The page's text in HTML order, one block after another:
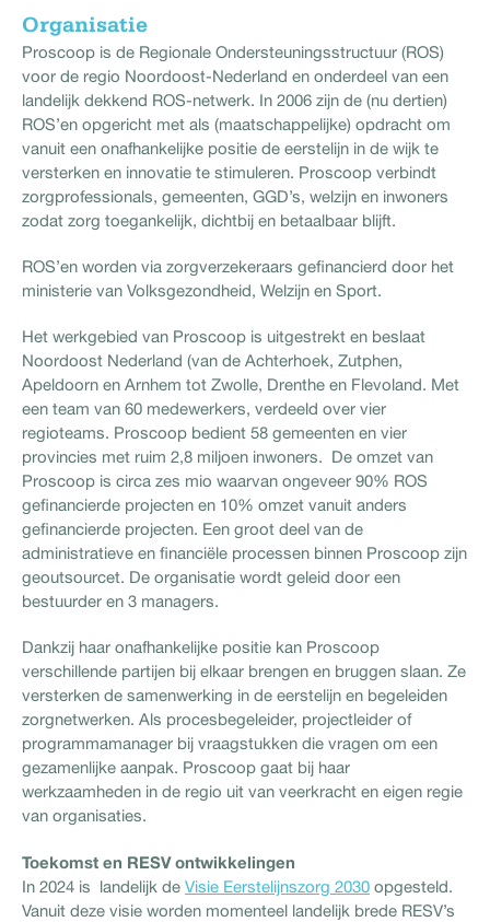
Organisatie
Proscoop is de Regionale Ondersteuningsstructuur (ROS)
voor de regio Noordoost-Nederland en onderdeel van een
landelijk dekkend ROS-netwerk. In 2006 zijn de (nu dertien)
ROS’en opgericht met als (maatschappelijke) opdracht om
vanuit een onafhankelijke positie de eerstelijn in de wijk te
versterken en innovatie te stimuleren. Proscoop verbindt
zorgprofessionals, gemeenten, GGD’s, welzijn en inwoners
zodat zorg toegankelijk, dichtbij en betaalbaar blijft.
ROS’en worden via zorgverzekeraars gefinancierd door het
ministerie van Volksgezondheid, Welzijn en Sport.
Het werkgebied van Proscoop is uitgestrekt en beslaat
Noordoost Nederland (van de Achterhoek, Zutphen,
Apeldoorn en Arnhem tot Zwolle, Drenthe en Flevoland. Met
een team van 60 medewerkers, verdeeld over vier
regioteams. Proscoop bedient 58 gemeenten en vier
provincies met ruim 2,8 miljoen inwoners. De omzet van
Proscoop is circa zes mio waarvan ongeveer 90% ROS
gefinancierde projecten en 10% omzet vanuit anders
gefinancierde projecten. Een groot deel van de
administratieve en financiële processen binnen Proscoop zijn
geoutsourcet. De organisatie wordt geleid door een
bestuurder en 3 managers.
Dankzij haar onafhankelijke positie kan Proscoop
verschillende partijen bij elkaar brengen en bruggen slaan. Ze
versterken de samenwerking in de eerstelijn en begeleiden
zorgnetwerken. Als procesbegeleider, projectleider of
programmamanager bij vraagstukken die vragen om een
gezamenlijke aanpak. Proscoop gaat bij haar
werkzaamheden in de regio uit van veerkracht en eigen regie
van organisaties.
Toekomst en RESV ontwikkelingen
In 2024 is landelijk de Visie Eerstelijnszorg 2030 opgesteld.
Vanuit deze visie worden momenteel landelijk brede RESV’s